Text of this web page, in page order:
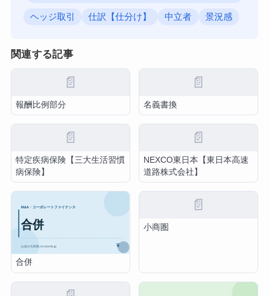
ヘッジ取引 仕訳【仕分け】 中立者 景況感
関連する記事
📄
報酬比例部分
📄
名義書換
📄
特定疾病保険【三大生活習慣
病保険】
📄
NEXCO東日本【東日本高速
道路株式会社】
合併
📄
小商圏